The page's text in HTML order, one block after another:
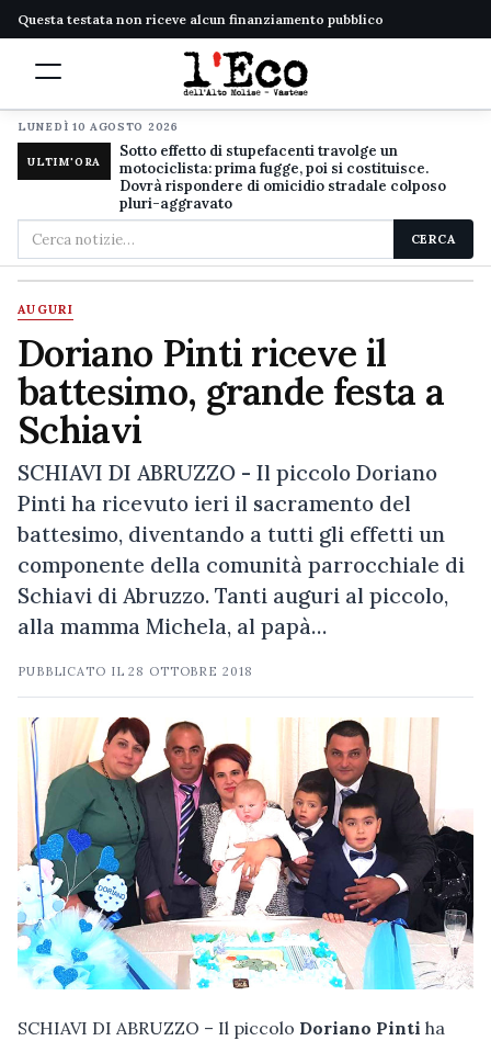
Questa testata non riceve alcun finanziamento pubblico
LUNEDÌ 10 AGOSTO 2026
ULTIM'ORA
Sotto effetto di stupefacenti travolge un
motociclista: prima fugge, poi si costituisce.
Dovrà rispondere di omicidio stradale colposo
pluri-aggravato
Cerca
nel
sito
CERCA
AUGURI
Doriano Pinti riceve il
battesimo, grande festa a
Schiavi
SCHIAVI DI ABRUZZO - Il piccolo Doriano
Pinti ha ricevuto ieri il sacramento del
battesimo, diventando a tutti gli effetti un
componente della comunità parrocchiale di
Schiavi di Abruzzo. Tanti auguri al piccolo,
alla mamma Michela, al papà…
PUBBLICATO IL28 OTTOBRE 2018
SCHIAVI DI ABRUZZO – Il piccolo Doriano Pinti ha